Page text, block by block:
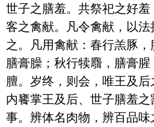
世子之膳羞。共祭祀之好
客之禽献。凡令禽献，以
之。凡用禽献：春行羔豚，
膳膏臊；秋行犊麛，膳膏
膻。岁终，则会，唯王及后
内饔掌王及后、世子膳羞
事。辨体名肉物，辨百品